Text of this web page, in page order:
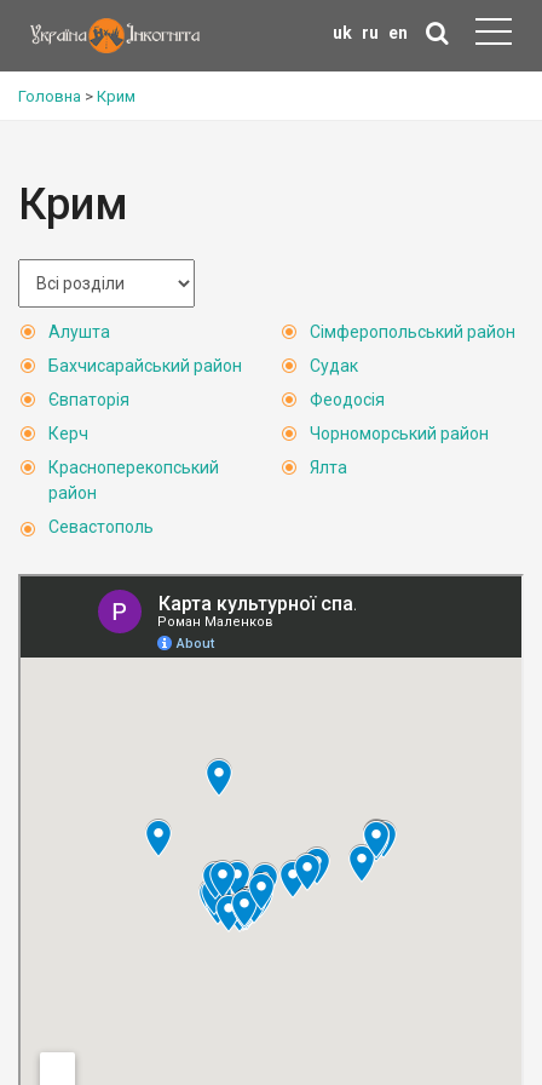
uk ru en
Головна > Крим
Крим
Алушта
Бахчисарайський район
Євпаторія
Керч
Красноперекопський
район
Севастополь
Сімферопольський район
Судак
Феодосія
Чорноморський район
Ялта